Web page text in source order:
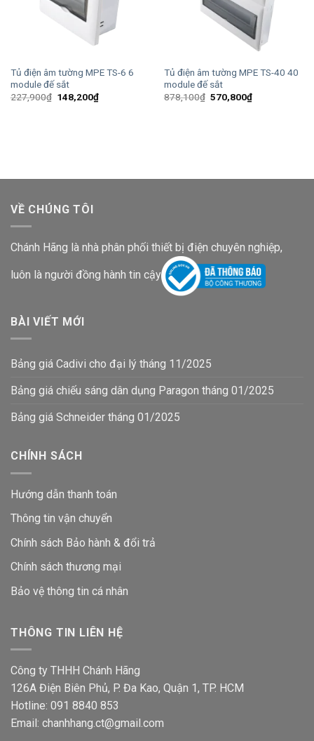
Tủ điện âm tường MPE TS-6 6
module đế sắt
227,900₫ Giá
148,200₫Giá
hiện
Tủ điện âm tường MPE TS-40 40
module đế sắt
878,100₫ Giá
570,800₫Giá
hiện
VỀ CHÚNG TÔI
Chánh Hãng là nhà phân phối thiết bị điện chuyên nghiệp,
luôn là người đồng hành tin cậy
BÀI VIẾT MỚI
Bảng giá Cadivi cho đại lý tháng 11/2025
Bảng giá chiếu sáng dân dụng Paragon tháng 01/2025
Bảng giá Schneider tháng 01/2025
CHÍNH SÁCH
Hướng dẫn thanh toán
Thông tin vận chuyển
Chính sách Bảo hành & đổi trả
Chính sách thương mại
Bảo vệ thông tin cá nhân
THÔNG TIN LIÊN HỆ
Công ty THHH Chánh Hãng
126A Điện Biên Phủ, P. Đa Kao, Quận 1, TP. HCM
Hotline: 091 8840 853
Email: chanhhang.ct@gmail.com